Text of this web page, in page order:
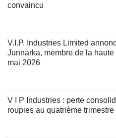
convaincu
V.I.P. Industries Limited
Junnarka, membre de la
mai 2026
V I P Industries : perte
roupies au quatrième trimestre